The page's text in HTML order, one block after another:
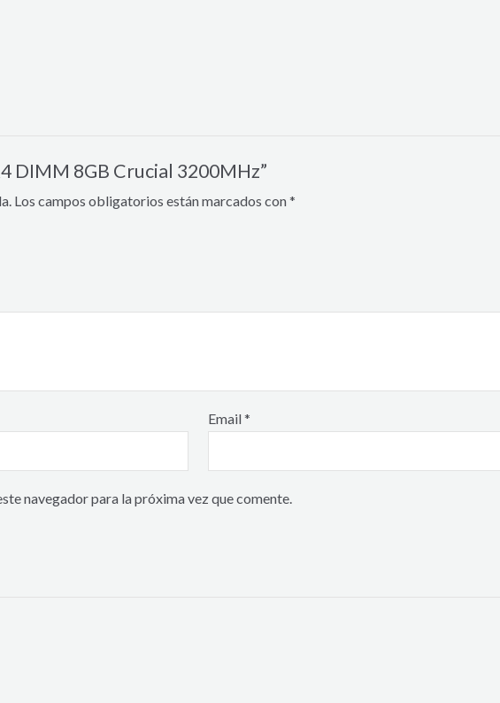
DIMM 8GB Crucial 3200MHz”
Los campos obligatorios están marcados con*
Email*
navegador para la próxima vez que comente.